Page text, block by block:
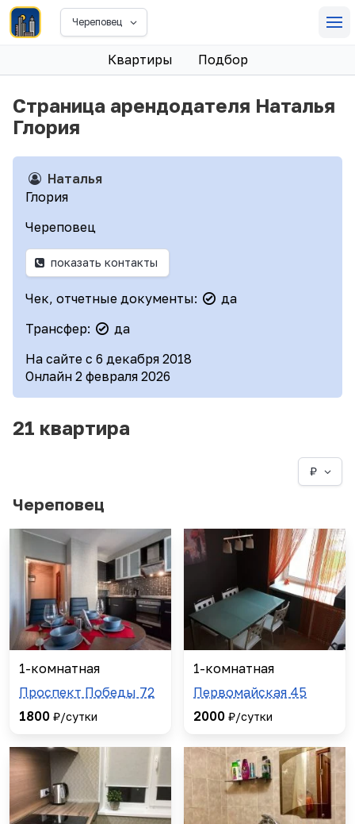
Череповец
Квартиры Подбор
Страница арендодателя Наталья
Глория
Наталья
Глория
Череповец
показать контакты
Чек, отчетные документы:
да
Трансфер:
да
На сайте с 6 декабря 2018
Онлайн 2 февраля 2026
21 квартира
₽
Череповец
1-комнатная
Проспект Победы 72
1800 ₽/сутки
1-комнатная
Первомайская 45
2000 ₽/сутки